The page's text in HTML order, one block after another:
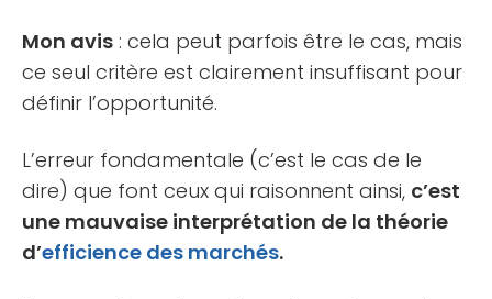
Mon avis : cela peut parfois être le cas, mais
ce seul critère est clairement insuffisant pour
définir l’opportunité.
L’erreur fondamentale (c’est le cas de le
dire) que font ceux qui raisonnent ainsi, c’est
une mauvaise interprétation de la théorie
d’efficience des marchés.